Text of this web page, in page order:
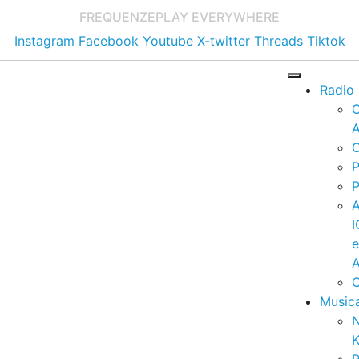
FREQUENZEPLAY EVERYWHERE
Instagram Facebook Youtube X-twitter Threads Tiktok
Radio
e